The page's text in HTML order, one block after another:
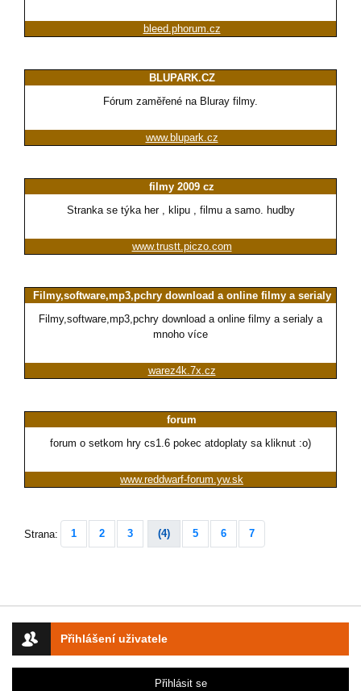
Přihlášení uživatele
Přihlásit se
bleed.phorum.cz
BLUPARK.CZ
Fórum zaměřené na Bluray filmy.
www.blupark.cz
filmy 2009 cz
Stranka se týka her , klipu , filmu a samo. hudby
www.trustt.piczo.com
Filmy,software,mp3,pchry download a online filmy a serialy
Filmy,software,mp3,pchry download a online filmy a serialy a
mnoho více
warez4k.7x.cz
forum
forum o setkom hry cs1.6 pokec atdoplaty sa kliknut :o)
www.reddwarf-forum.yw.sk
Strana: 1 2 3 (4) 5 6 7